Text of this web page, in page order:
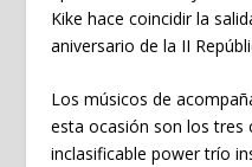
Kike hace coincidir la
aniversario de la II
Los músicos de
esta ocasión son los tres
inclasificable power trío